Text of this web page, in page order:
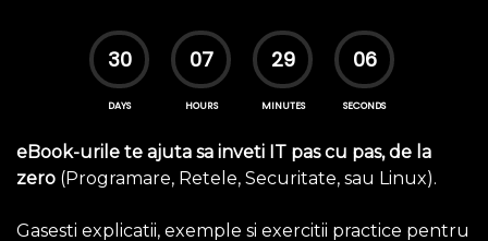
30
DAYS
07
HOURS
29
MINUTES
05
SECONDS
eBook-urile te ajuta sa inveti IT pas cu pas, de la
zero (Programare, Retele, Securitate, sau Linux).
Gasesti explicatii, exemple si exercitii practice pentru